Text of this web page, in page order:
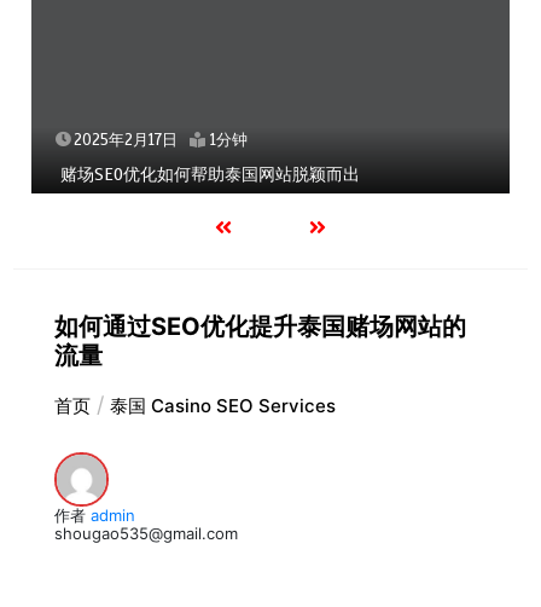
2025年2月17日 1分钟
赌场SEO优化如何帮助泰国网站脱颖而出
如何通过SEO优化提升泰国赌场网站的
流量
首页 泰国 Casino SEO Services
作者 admin
shougao535@gmail.com